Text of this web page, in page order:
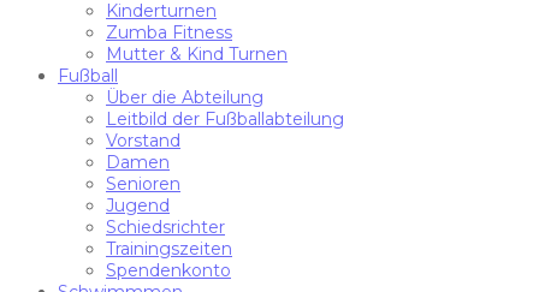
Kinderturnen
Zumba Fitness
Mutter & Kind Turnen
Fußball
Über die Abteilung
Leitbild der Fußballabteilung
Vorstand
Damen
Senioren
Jugend
Schiedsrichter
Trainingszeiten
Spendenkonto